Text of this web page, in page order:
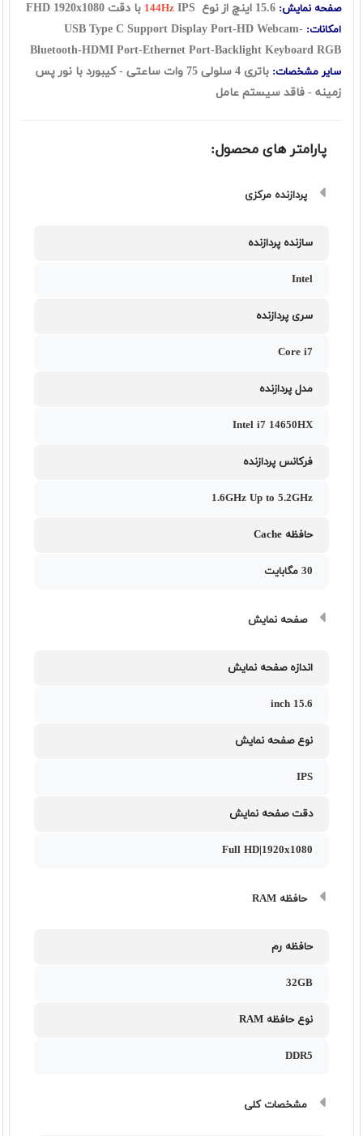
صفحه نمایش: 144Hz IPS با دقت FHD 1920x1080
امکانات: USB Type C Support Display Port-HD Webcam-
Bluetooth-HDMI Port-Ethernet Port-Backlight Keyboard RGB
سایر مشخصات:
باتری 4 سلولی 75 وات ساعتی - کیبورد با نور پس
زمینه - فاقد سیستم عامل
پارامتر های محصول:
پردازنده مرکزی
سازنده پردازنده
Intel
سری پردازنده
Core i7
مدل پردازنده
Intel i7 14650HX
فرکانس پردازنده
1.6GHz Up to 5.2GHz
حافظه Cache
30 مگابایت
صفحه نمایش
اندازه صفحه نمایش
15.6 inch
نوع صفحه نمایش
IPS
دقت صفحه نمایش
Full HD|1920x1080
حافظه RAM
حافظه رم
32GB
نوع حافظه RAM
DDR5
مشخصات کلی